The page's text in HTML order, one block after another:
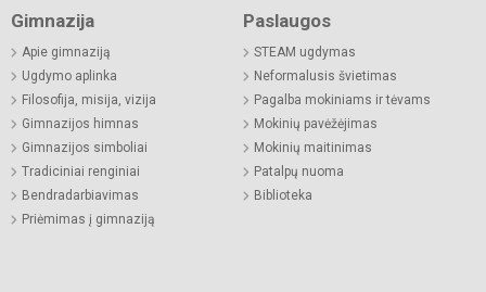
Gimnazija
Apie gimnaziją
Ugdymo aplinka
Filosofija, misija, vizija
Gimnazijos himnas
Gimnazijos simboliai
Tradiciniai renginiai
Bendradarbiavimas
Priėmimas į gimnaziją
Paslaugos
STEAM ugdymas
Neformalusis švietimas
Pagalba mokiniams ir tėvams
Mokinių pavėžėjimas
Mokinių maitinimas
Patalpų nuoma
Biblioteka